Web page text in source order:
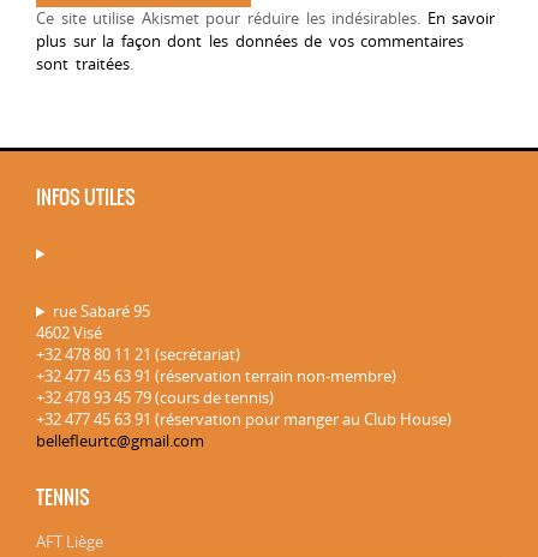
Ce site utilise Akismet pour réduire les indésirables. En savoir
plus sur la façon dont les données de vos commentaires
sont traitées.
INFOS UTILES
rue Sabaré 95
4602 Visé
+32 478 80 11 21 (secrétariat)
+32 477 45 63 91 (réservation terrain non-membre)
+32 478 93 45 79 (cours de tennis)
+32 477 45 63 91 (réservation pour manger au Club House)
bellefleurtc@gmail.com
TENNIS
AFT Liège